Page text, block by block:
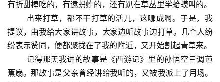
有折甜棒吃的，有逮蚂蚱的，还有趴在草丛里学蛤蟆叫的。
出来打草，都不干打草的活儿，这哪成啊。于是，我
提议，由我给大家讲故事，大家边听故事边打草。几个人纷
纷表示赞同，便都聚拢在了我的附近，又开始割起青草来。
记得那天我讲的故事是《西游记》里的孙悟空三调芭
蕉扇。那故事是父亲曾经讲给我听的，又被我派上了用场。